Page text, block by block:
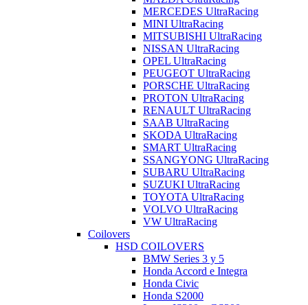
MERCEDES UltraRacing
MINI UltraRacing
MITSUBISHI UltraRacing
NISSAN UltraRacing
OPEL UltraRacing
PEUGEOT UltraRacing
PORSCHE UltraRacing
PROTON UltraRacing
RENAULT UltraRacing
SAAB UltraRacing
SKODA UltraRacing
SMART UltraRacing
SSANGYONG UltraRacing
SUBARU UltraRacing
SUZUKI UltraRacing
TOYOTA UltraRacing
VOLVO UltraRacing
VW UltraRacing
Coilovers
HSD COILOVERS
BMW Series 3 y 5
Honda Accord e Integra
Honda Civic
Honda S2000